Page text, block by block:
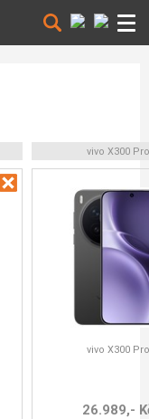
vivo X300 Pro
vivo X300 Pro
26.989,-